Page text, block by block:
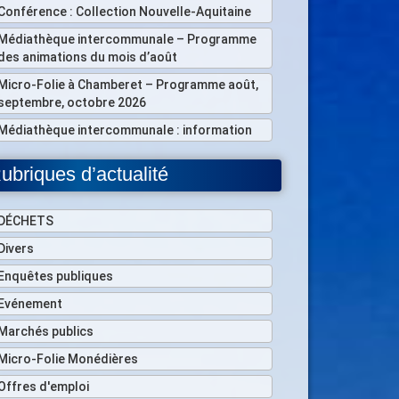
: Collection Nouvelle-Aquitaine
intercommunale – Programme
animations du mois d’août
Folie à Chamberet – Programme août,
octobre 2026
intercommunale : information
d’actualité
publiques
publics
Folie Monédières
d'emploi